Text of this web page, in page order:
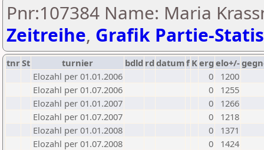
Pnr:107384 Name: Maria
Zeitreihe, Grafik Partie-
tnrSt turnier bdld rd datumf Kerg elo+/-
Elozahl per 01.01.2006
0
1200
Elozahl per 01.07.2006
0
1255
Elozahl per 01.01.2007
0
1266
Elozahl per 01.07.2007
0
1218
Elozahl per 01.01.2008
0
1371
Elozahl per 01.07.2008
0
1424